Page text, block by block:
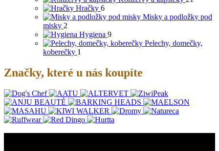
Hračky 6
Misky a podložky pod
misky 2
Hygiena 9
Pelechy, domečky,
koberečky 1
Značky, které u nás koupíte